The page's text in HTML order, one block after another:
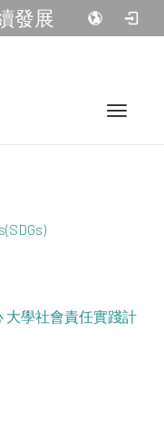
發展
Toggle
大學社會責任實踐計